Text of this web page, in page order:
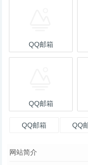
QQ邮箱
QQ邮箱
QQ邮箱 QQ
网站简介